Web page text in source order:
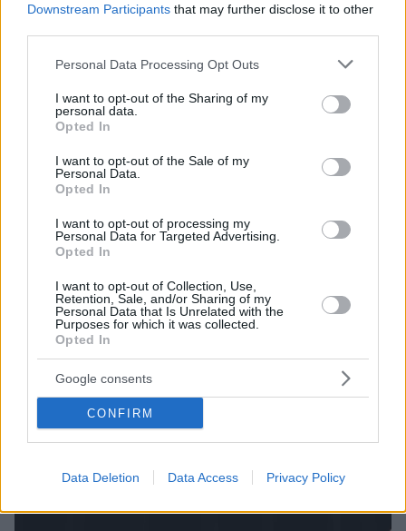
Downstream Participants that may further disclose it to other
Please note that this website/app uses one or more Google
not limited to your visit or usage behaviour. You may click to
grant or deny consent to Google and its third-party tags to
use your data for below specified purposes in below Google
consent section.
Personal Data Processing Opt Outs
I want to opt-out of the Sharing of my
personal data.
Opted In
I want to opt-out of the Sale of my
Personal Data.
Opted In
I want to opt-out of processing my
Personal Data for Targeted Advertising.
Opted In
I want to opt-out of Collection, Use,
Retention, Sale, and/or Sharing of my
Personal Data that Is Unrelated with the
Purposes for which it was collected.
Opted In
Google consents
CONFIRM
Data Deletion Data Access Privacy Policy
Οι ομάδες της Premier League ψήφισαν υπέρ της
θέσπισης salary cap
Η πλειοψηφία των ομάδων της Premier League
ψήφισε θετικά προκειμένου να υπάρχει όριο στια
δαπάνες των ομάδων στα πρότυπα του salary cap που
ισχύει στο NBA
29.04.2024, 18:50 1